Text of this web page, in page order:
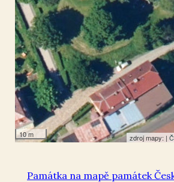
10 m zdroj mapy: |
Památka na mapě památek